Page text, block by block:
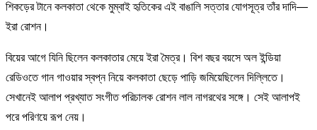
শিকড়ের টানে কলকাতা থেকে মুম্বাই হৃতিকের এই বাঙালি সত্তার যোগসূত্র তাঁর দাদি—
ইরা রোশন।
বিয়ের আগে যিনি ছিলেন কলকাতার মেয়ে ইরা মৈত্র। বিশ বছর বয়সে অল ইন্ডিয়া
রেডিওতে গান গাওয়ার স্বপ্ন নিয়ে কলকাতা ছেড়ে পাড়ি জমিয়েছিলেন দিল্লিতে।
সেখানেই আলাপ প্রখ্যাত সংগীত পরিচালক রোশন লাল নাগরথের সঙ্গে। সেই আলাপই
পরে পরিণয়ে রূপ নেয়।